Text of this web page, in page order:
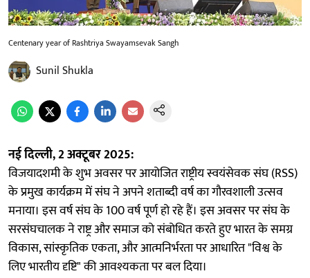
Centenary year of Rashtriya Swayamsevak Sangh
Sunil Shukla
नई दिल्ली, 2 अक्टूबर 2025:
विजयादशमी के शुभ अवसर पर आयोजित राष्ट्रीय स्वयंसेवक संघ (RSS)
के प्रमुख कार्यक्रम में संघ ने अपने शताब्दी वर्ष का गौरवशाली उत्सव
मनाया। इस वर्ष संघ के 100 वर्ष पूर्ण हो रहे हैं। इस अवसर पर संघ के
सरसंघचालक ने राष्ट्र और समाज को संबोधित करते हुए भारत के समग्र
विकास, सांस्कृतिक एकता, और आत्मनिर्भरता पर आधारित "विश्व के
लिए भारतीय दृष्टि" की आवश्यकता पर बल दिया।